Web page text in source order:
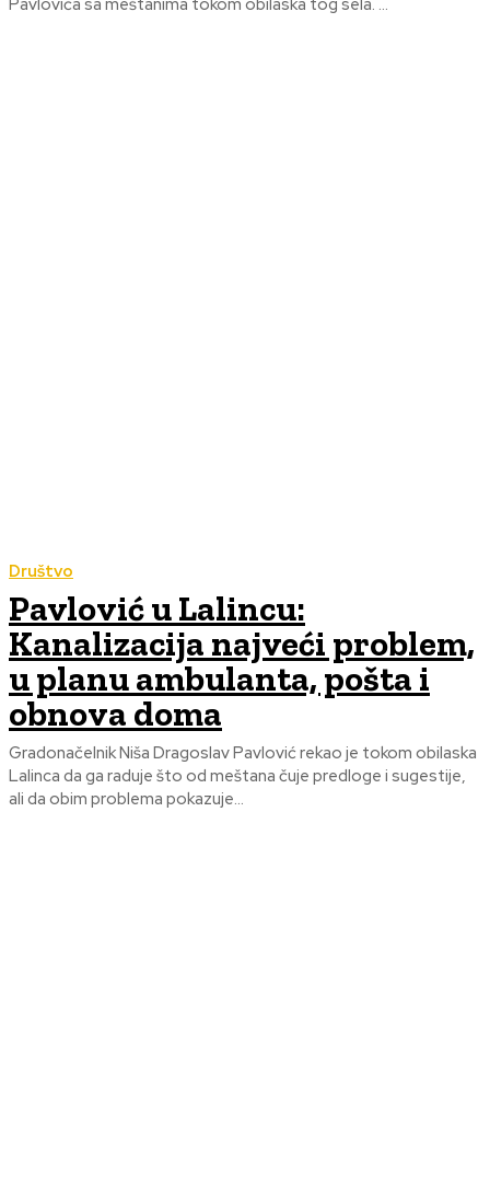
Pavlovića sa meštanima tokom obilaska tog sela. ...
Društvo
Pavlović u Lalincu:
Kanalizacija najveći problem,
u planu ambulanta, pošta i
obnova doma
Gradonačelnik Niša Dragoslav Pavlović rekao je tokom obilaska
Lalinca da ga raduje što od meštana čuje predloge i sugestije,
ali da obim problema pokazuje...